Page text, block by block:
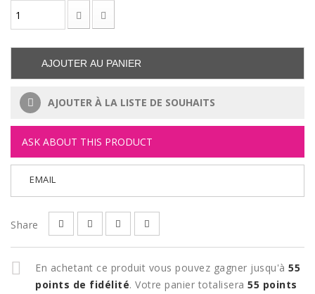
AJOUTER AU PANIER
AJOUTER À LA LISTE DE SOUHAITS
ASK ABOUT THIS PRODUCT
EMAIL
Share
En achetant ce produit vous pouvez gagner jusqu'à 55
points de fidélité. Votre panier totalisera 55 points